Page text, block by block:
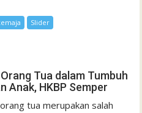
Slider
Tua dalam Tumbuh
Anak, HKBP Semper
tua merupakan salah